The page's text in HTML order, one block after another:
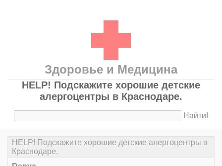
Здоровье и Медицина
HELP! Подскажите хорошие детские
алергоцентры в Краснодаре.
Найти!
HELP! Подскажите хорошие детские алергоцентры в
Краснодаре.